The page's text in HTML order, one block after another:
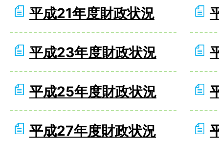
平成21年度財政状況
平成23年度財政状況
平成25年度財政状況
平成27年度財政状況